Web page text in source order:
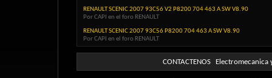
RENAULT SCENIC 2007 93C56 V2 P8200 704 463 A SW V8.90
Por CAPI en el foro RENAULT
RENAULT SCENIC 2007 93C56 P8200 704 463 A SW V8.90
Por CAPI en el foro RENAULT
CONTACTENOS Electromecanica